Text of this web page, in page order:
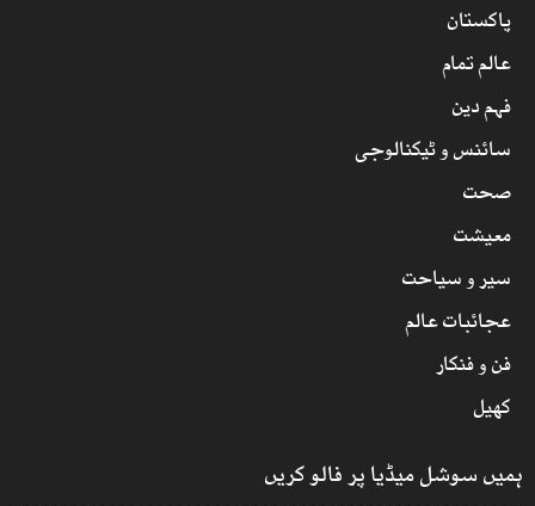
پاکستان
عالم تمام
فہم دین
سائنس و ٹیکنالوجی
صحت
معیشت
سیر و سیاحت
عجائبات عالم
فن و فنکار
کھیل
ہمیں سوشل میڈیا پر فالو کریں